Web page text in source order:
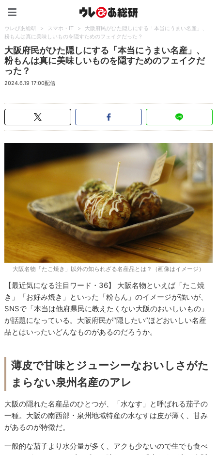
ウレぴあ総研 > スマホ・IT >
大阪府民がひた隠しにする「本当にうまい名産」、
粉もんは真に美味しいものを隠すためのフェイクだった？
大阪府民がひた隠しにする「本当にうまい名産」、
粉もんは真に美味しいものを隠すためのフェイクだ
った？
2024.6.19 17:00配信
大阪名物「たこ焼き」以外の知られざる名産品とは？（画像はイメージ）
【最近気になる注目ワード・36】 大阪名物といえば「たこ焼
き」「お好み焼き」といった「粉もん」のイメージが強いが、
SNSで「本当は他府県民に教えたくない大阪のおいしいもの」
が話題になっている。大阪府民が“隠したい”ほどおいしい名産
品とはいったいどんなものがあるのだろうか。
薄皮で甘味とジューシーなおいしさがた
まらない泉州名産のアレ
大阪の隠れた名産品のひとつが、「水なす」と呼ばれる茄子の
一種。大阪の南西部・泉州地域特産の水なすは皮が薄く、甘み
があるのが特徴だ。
一般的な茄子より水分量が多く、アクも少ないので生でも食べ